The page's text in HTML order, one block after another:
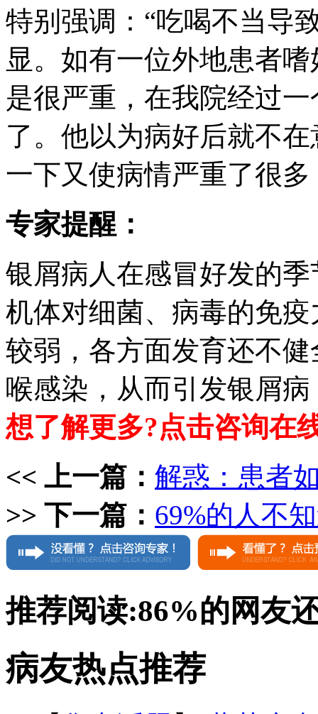
特别强调：“吃喝不当导
显。如有一位外地患者
是很严重，在我院经过
了。他以为病好后就不
一下又使病情严重了很
专家提醒：
银屑病人在感冒好发的
机体对细菌、病毒的免
较弱，各方面发育还不
喉感染，从而引发银屑
想了解更多?点击咨询在
<< 上一篇： 解惑：患者
>> 下一篇： 69%的人不
推荐阅读:86%的网友
病友热点推荐